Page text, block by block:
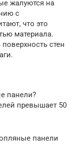
жалуются на
с
что это
материала.
стен
панели?
превышает 50
панели